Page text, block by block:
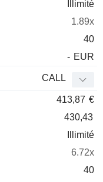
Illimité
1.89x
40
- EUR
CALL
413,87 €
430,43
Illimité
6.72x
40